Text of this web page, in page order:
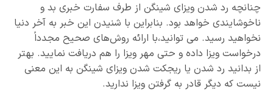
چنانچه رد شدن ویزای شینگن از طرف سفارت خبری بد و
ناخوشایندی خواهد بود. بنابراین با شنیدن این خبر به آخر دنیا
نخواهید رسید. می توانید،با ارائه روش‌های صحیح مجدداً
درخواست ویزا داده و حتی مهر ویزا را هم دریافت نمایید. بهتر
از بدانید رد شدن یا ریجکت شدن ویزای شینگن به این معنی
نیست که دیگر قادر به گرفتن ویزا ندارید.